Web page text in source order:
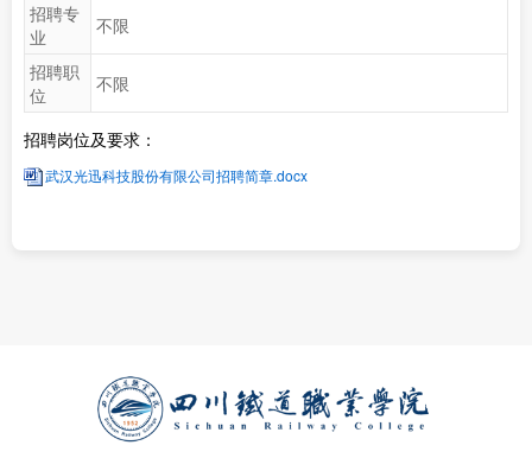
招聘专
业
不限
招聘职
位
不限
招聘岗位及要求：
武汉光迅科技股份有限公司招聘简章.docx